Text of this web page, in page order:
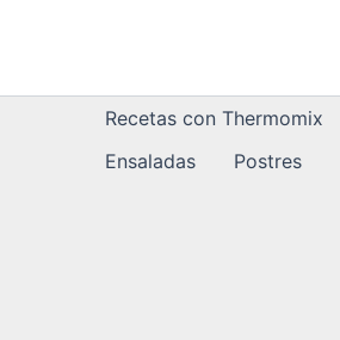
Recetas con Thermomix
Ensaladas
Postres